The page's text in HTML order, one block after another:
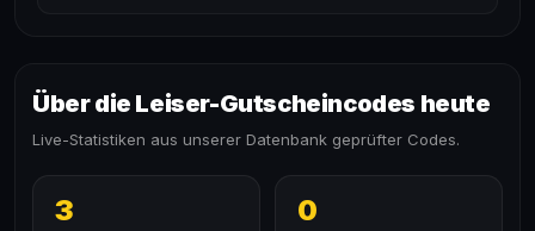
Über die Leiser-Gutscheincodes heute
Live-Statistiken aus unserer Datenbank geprüfter Codes.
3 0